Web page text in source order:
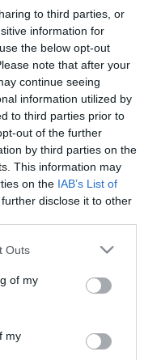
to third parties, or
information for
the below opt-out
note that after your
continue seeing
information utilized by
to third parties prior to
out of the further
by third parties on the
This information may
on the IAB’s List of
disclose it to other
one or more Google
You may click to
its third-party tags to
in below Google
Outs
of my
my
az illegális
növekedése, a
kockázatai, az
a világjárványok és a
a globális kihívások
alapuló nemzetközi
aggasztó tendencia,
témaköröket a fórum
helyi idő
a ma.hu
network nézeteit
foglalkozik, a
személyes véleményét
és jó hírnevének tiszteletben